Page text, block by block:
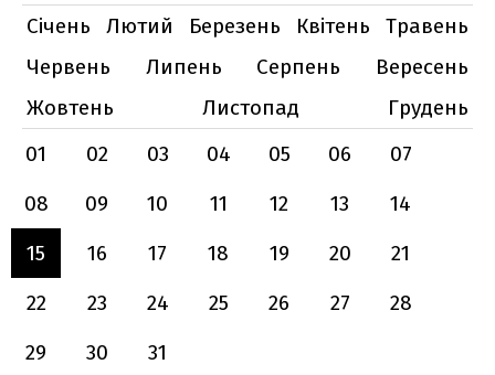
Січень
Лютий Березень Квітень
Травень
Червень
Липень Серпень
Вересень
Жовтень
Листопад
Грудень
01
02 03 04 05 06
07
08
09 10 11 12 13
14
15
16 17 18 19 20
21
22
23 24 25 26 27
28
29
30 31